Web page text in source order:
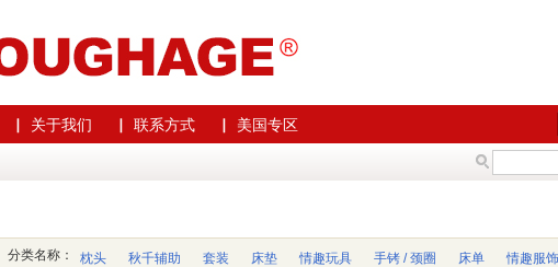
▏ 关于我们 ▏ 联系方式 ▏ 美国专区
分类名称： 枕头 秋千辅助 套装 床垫 情趣玩具 手铐 / 颈圈 床单 情趣服饰